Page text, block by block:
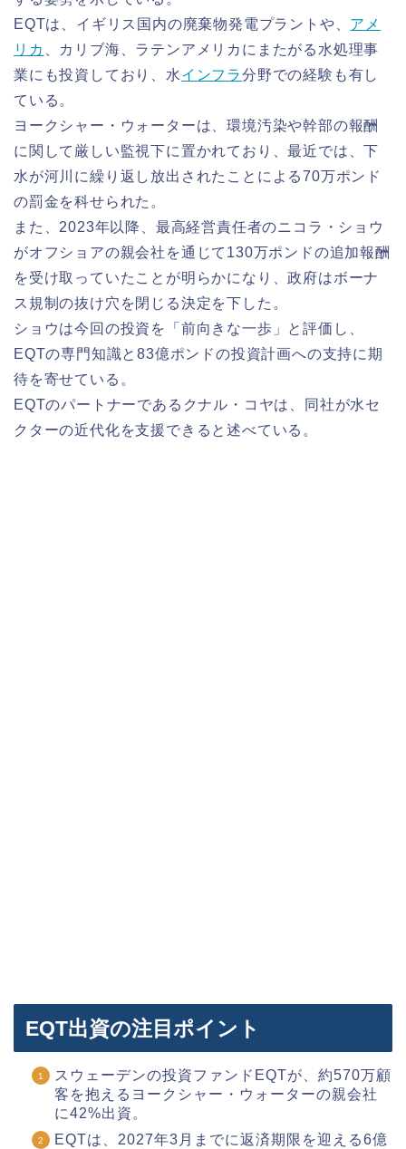
EQTは、イギリス国内の廃棄物発電プラントや、 アメ
リカ
、カリブ海、ラテンアメリカにまたがる水処理事
業にも投資しており、水インフラ分野での経験も有し
ている。
ヨークシャー・ウォーターは、環境汚染や幹部の報酬
に関して厳しい監視下に置かれており、最近では、下
水が河川に繰り返し放出されたことによる70万ポンド
の罰金を科せられた。
また、2023年以降、最高経営責任者のニコラ・ショウ
がオフショアの親会社を通じて130万ポンドの追加報酬
を受け取っていたことが明らかになり、政府はボーナ
ス規制の抜け穴を閉じる決定を下した。
ショウは今回の投資を「前向きな一歩」と評価し、
EQTの専門知識と83億ポンドの投資計画への支持に期
待を寄せている。
EQTのパートナーであるクナル・コヤは、同社が水セ
クターの近代化を支援できると述べている。
EQT出資の注目ポイント
スウェーデンの投資ファンドEQTが、約570万顧
客を抱えるヨークシャー・ウォーターの親会社
に42%出資。
EQTは、2027年3月までに返済期限を迎える6億